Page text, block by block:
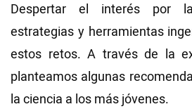
Despertar el interés por
estrategias y herramientas
estos retos. A través de la
planteamos algunas
la ciencia a los más jóvenes.